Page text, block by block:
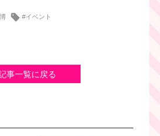
#イベント
事一覧に戻る